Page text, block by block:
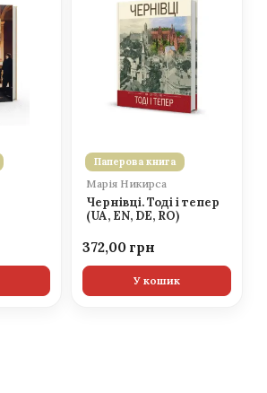
Паперова книга
Марія Никирса
Чернівці. Тоді і тепер
(UA, EN, DE, RO)
372,00
У кошик